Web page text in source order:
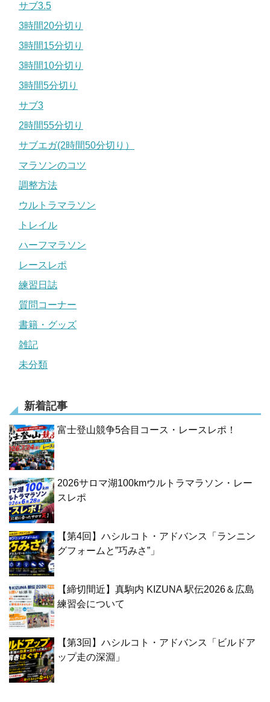
サブ3.5
3時間20分切り
3時間15分切り
3時間10分切り
3時間5分切り
サブ3
2時間55分切り
サブエガ(2時間50分切り）
マラソンのコツ
調整方法
ウルトラマラソン
トレイル
ハーフマラソン
レースレポ
練習日誌
質問コーナー
書籍・グッズ
雑記
未分類
新着記事
富士登山競争5合目コース・レースレポ！
2026サロマ湖100kmウルトラマラソン・レー
スレポ
【第4回】ハシルコト・アドバンス「ランニン
グフォームと”巧みさ”」
【締切間近】真駒内 KIZUNA 駅伝2026＆広島
練習会について
【第3回】ハシルコト・アドバンス「ビルドア
ップ走の深淵」